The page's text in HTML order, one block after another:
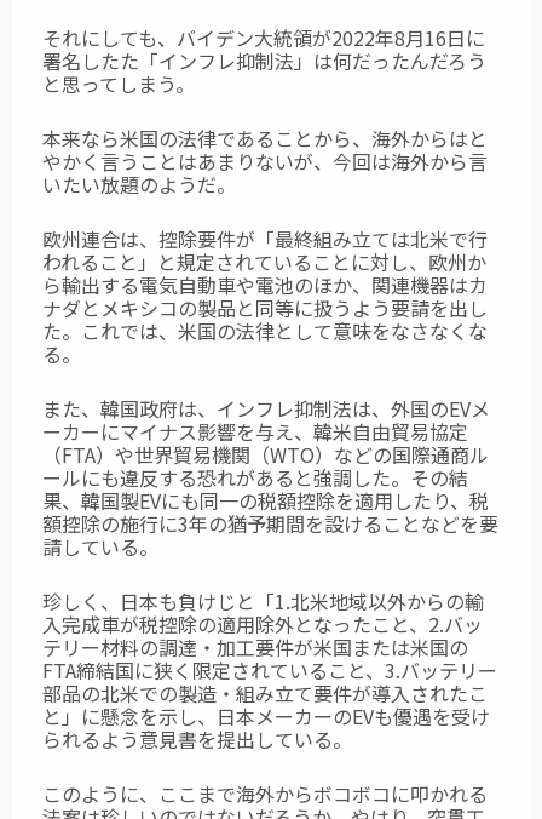
それにしても、バイデン大統領が2022年8月16日に
署名したた「インフレ抑制法」は何だったんだろう
と思ってしまう。
本来なら米国の法律であることから、海外からはと
やかく言うことはあまりないが、今回は海外から言
いたい放題のようだ。
欧州連合は、控除要件が「最終組み立ては北米で行
われること」と規定されていることに対し、欧州か
ら輸出する電気自動車や電池のほか、関連機器はカ
ナダとメキシコの製品と同等に扱うよう要請を出し
た。これでは、米国の法律として意味をなさなくな
る。
また、韓国政府は、インフレ抑制法は、外国のEVメ
ーカーにマイナス影響を与え、韓米自由貿易協定
（FTA）や世界貿易機関（WTO）などの国際通商ル
ールにも違反する恐れがあると強調した。その結
果、韓国製EVにも同一の税額控除を適用したり、税
額控除の施行に3年の猶予期間を設けることなどを要
請している。
珍しく、日本も負けじと「1.北米地域以外からの輸
入完成車が税控除の適用除外となったこと、2.バッ
テリー材料の調達・加工要件が米国または米国の
FTA締結国に狭く限定されていること、3.バッテリー
部品の北米での製造・組み立て要件が導入されたこ
と」に懸念を示し、日本メーカーのEVも優遇を受け
られるよう意見書を提出している。
このように、ここまで海外からボコボコに叩かれる